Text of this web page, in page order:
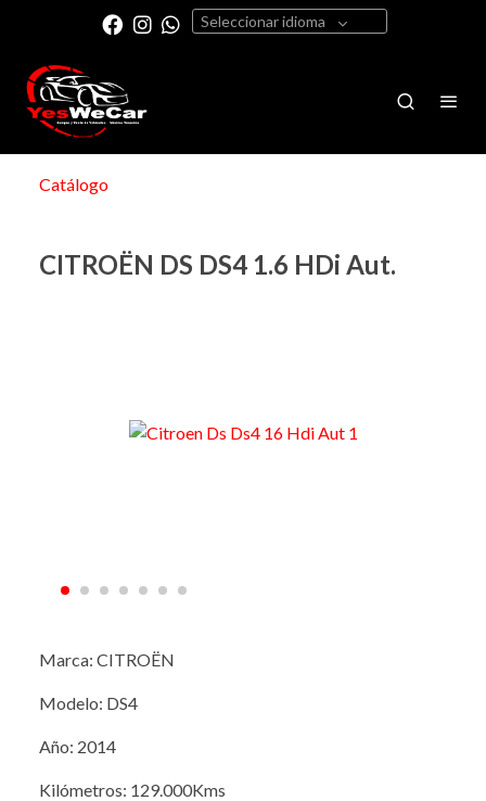
Seleccionar idioma
Catálogo
CITROËN DS DS4 1.6 HDi Aut.
Marca: CITROËN
Modelo: DS4
Año: 2014
Kilómetros: 129.000Kms